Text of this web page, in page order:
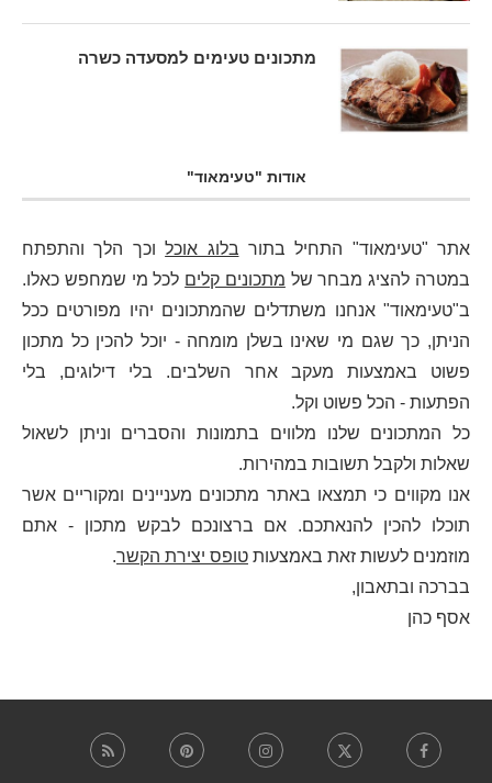
מתכונים טעימים למסעדה כשרה
אודות "טעימאוד"
אתר "טעימאוד" התחיל בתור בלוג אוכלוכך הלך והתפתח
במטרה להציג מבחר של מתכונים קלים לכל מי שמחפש כאלו.
ב"טעימאוד" אנחנו משתדלים שהמתכונים יהיו מפורטים ככל
הניתן, כך שגם מי שאינו בשלן מומחה - יוכל להכין כל מתכון
פשוט באמצעות מעקב אחר השלבים. בלי דילוגים, בלי
הפתעות - הכל פשוט וקל.
כל המתכונים שלנו מלווים בתמונות והסברים וניתן לשאול
שאלות ולקבל תשובות במהירות.
אנו מקווים כי תמצאו באתר מתכונים מעניינים ומקוריים אשר
תוכלו להכין להנאתכם. אם ברצונכם לבקש מתכון - אתם
מוזמנים לעשות זאת באמצעות טופס יצירת הקשר.
בברכה ובתאבון,
אסף כהן